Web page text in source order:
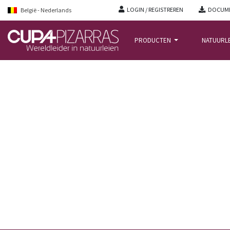
België - Nederlands LOGIN / REGISTREREN
PRODUCTEN